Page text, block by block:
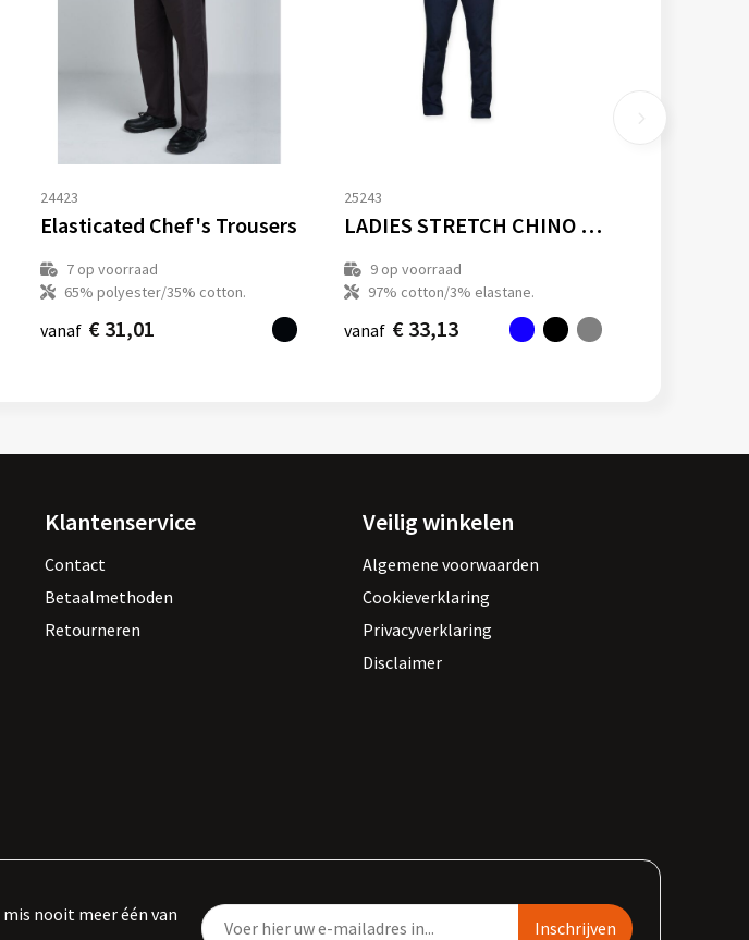
24423
Elasticated Chef's Trousers
7 op voorraad
65% polyester/35% cotton.
vanaf € 31,01
25243
LADIES STRETCH CHINO TROUSERS
9 op voorraad
97% cotton/3% elastane.
vanaf € 33,13
Klantenservice
Contact
Betaalmethoden
Retourneren
Veilig winkelen
Algemene voorwaarden
Cookieverklaring
Privacyverklaring
Disclaimer
nooit meer één van